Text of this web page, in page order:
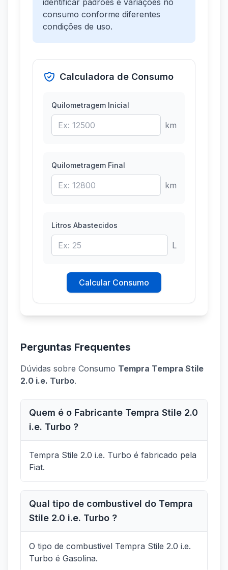
identificar padrões e variações no
consumo conforme diferentes
condições de uso.
Calculadora de Consumo
Quilometragem Inicial
km
Quilometragem Final
km
Litros Abastecidos
L
Calcular Consumo
Perguntas Frequentes
Dúvidas sobre Consumo Tempra Tempra Stile
2.0 i.e. Turbo.
Quem é o Fabricante Tempra Stile 2.0
i.e. Turbo ?
Tempra Stile 2.0 i.e. Turbo é fabricado pela
Fiat.
Qual tipo de combustivel do Tempra
Stile 2.0 i.e. Turbo ?
O tipo de combustivel Tempra Stile 2.0 i.e.
Turbo é Gasolina.